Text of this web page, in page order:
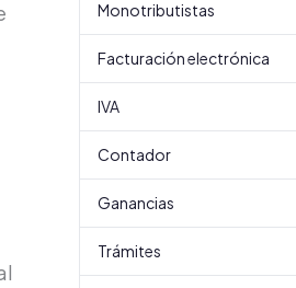
Monotributistas
Facturación electrónica
IVA
Contador
Ganancias
Trámites